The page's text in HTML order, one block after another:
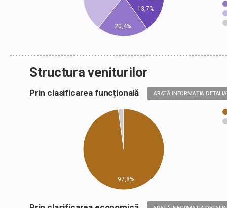
13,7%
20,4%
Structura veniturilor
Prin clasificarea funcțională ARATĂ INFORMAȚIA
97,8%